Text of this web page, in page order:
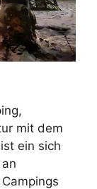
mit dem
ein sich